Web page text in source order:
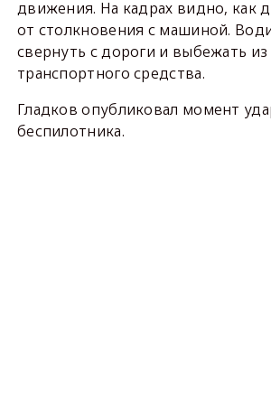
движения. На кадрах видно, как
от столкновения с машиной.
свернуть с дороги и выбежать
транспортного средства.
Гладков опубликовал момент
беспилотника.